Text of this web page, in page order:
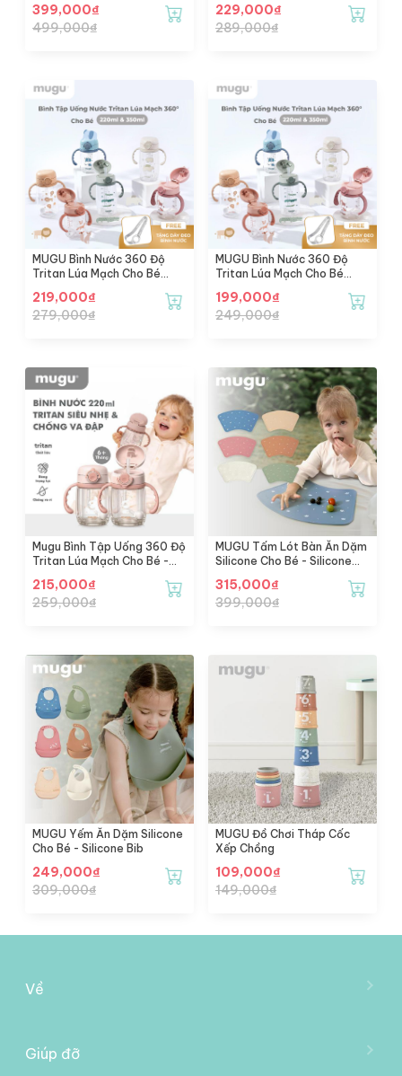
399,000₫
499,000₫
229,000₫
289,000₫
MUGU Bình Nước 360 Độ
Tritan Lúa Mạch Cho Bé
Tritan Training Bottle
(350ml)
219,000₫
279,000₫
MUGU Bình Nước 360 Độ
Tritan Lúa Mạch Cho Bé
Tritan Training Bottle
(220ml)
199,000₫
249,000₫
Mugu Bình Tập Uống 360 Độ
Tritan Lúa Mạch Cho Bé -
215,000₫
259,000₫
MUGU Tấm Lót Bàn Ăn Dặm
Silicone Cho Bé - Silicone
315,000₫
399,000₫
MUGU Yếm Ăn Dặm Silicone
Cho Bé - Silicone Bib
249,000₫
309,000₫
MUGU Đồ Chơi Tháp Cốc
Xếp Chồng
109,000₫
149,000₫
Về
Trở Thành Đại Lý
Giúp đỡ